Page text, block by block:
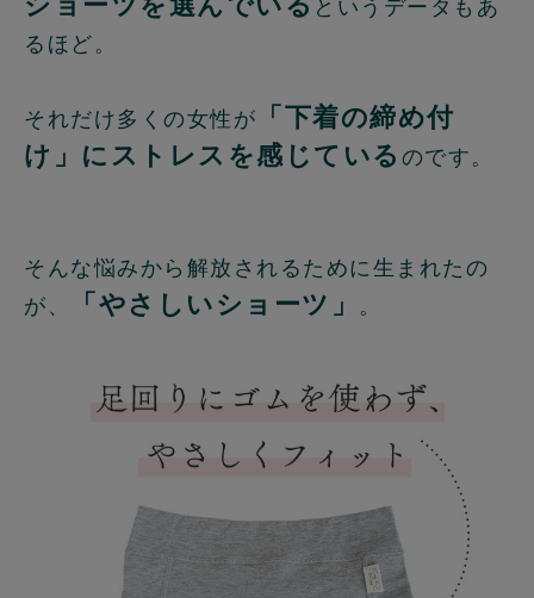
というデータもあ
るほど。
それだけ多くの女性が
「下着の締め付
け」にストレスを感じている のです。
そんな悩みから解放されるために生まれたの
が、
「やさしいショーツ」 。